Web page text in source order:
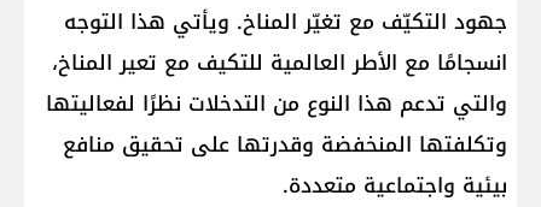
جهود التكيّف مع تغيّر المناخ. ويأتي هذا التوجه
انسجامًا مع الأطر العالمية للتكيف مع تعير المناخ،
والتي تدعم هذا النوع من التدخلات نظرًا لفعاليتها
وتكلفتها المنخفضة وقدرتها على تحقيق منافع
بيئية واجتماعية متعددة.